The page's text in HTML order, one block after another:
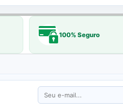
100% Seguro